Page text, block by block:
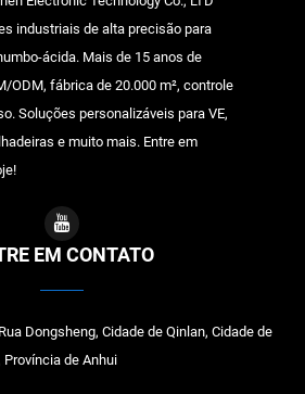
industriais de alta precisão para
ácida. Mais de 15 anos de
ODM, fábrica de 20.000 m², controle
Soluções personalizáveis para VE,
e muito mais. Entre em
EM CONTATO
Dongsheng, Cidade de Qinlan, Cidade de
de Anhui